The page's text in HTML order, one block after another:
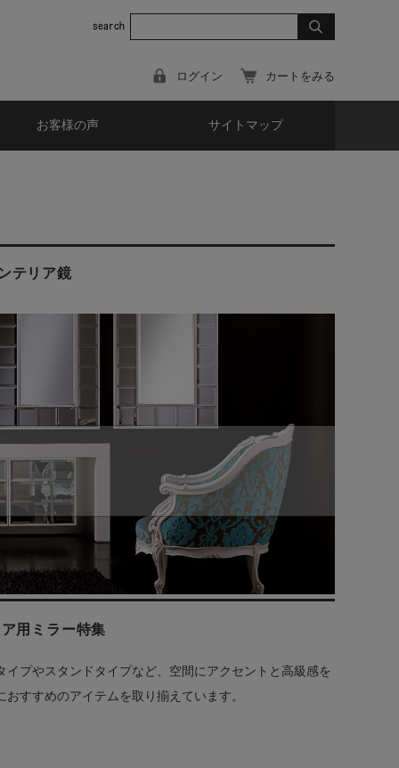
ログイン カートをみる
お客様の声 サイトマップ
テリア鏡
用ミラー特集
プやスタンドタイプなど、空間にアクセントと高級感を
すすめのアイテムを取り揃えています。